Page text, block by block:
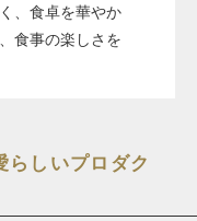
、食卓を華やか
食事の楽しさを
らしいプロダク